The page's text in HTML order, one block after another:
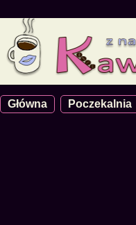
Główna Poczekalnia